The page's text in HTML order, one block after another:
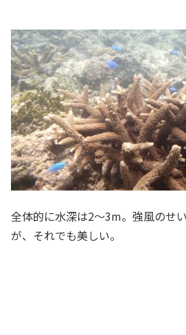
全体的に水深は2～3m。強風のせ
が、それでも美しい。